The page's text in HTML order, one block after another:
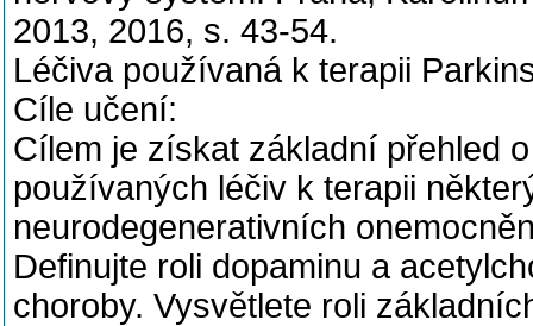
2013, 2016, s. 43-54.
Léčiva používaná k terapii
Cíle učení:
Cílem je získat základní přehled
používaných léčiv k terapii
neurodegenerativních
Definujte roli dopaminu a
choroby. Vysvětlete roli